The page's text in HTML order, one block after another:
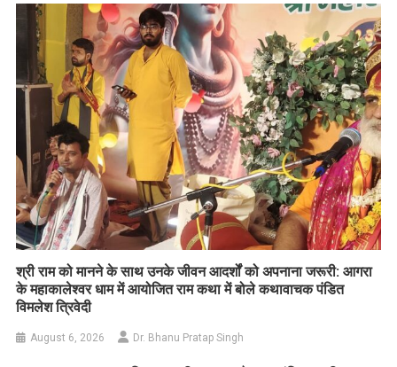
​श्री राम को मानने के साथ उनके जीवन आदर्शों को अपनाना जरूरी: आगरा
के महाकालेश्वर धाम में आयोजित राम कथा में बोले कथावाचक पंडित
विमलेश त्रिवेदी
August 6, 2026 Dr. Bhanu Pratap Singh